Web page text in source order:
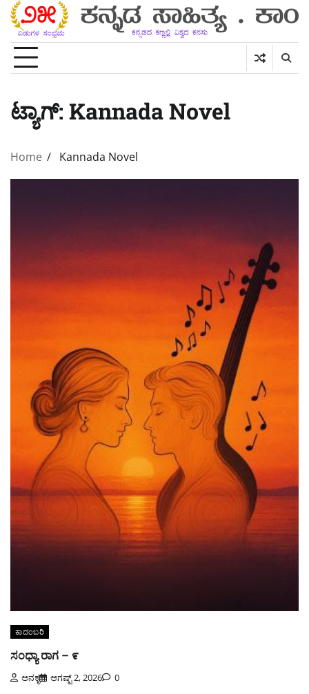
Skip
content
ಟ್ಯಾಗ್: Kannada Novel
Home Kannada Novel
ಕಾದಂಬರಿ
ಸಂಧ್ಯಾ ರಾಗ – ೯
ಅನಕೃ ಆಗಷ್ಟ್ 2, 2026 0